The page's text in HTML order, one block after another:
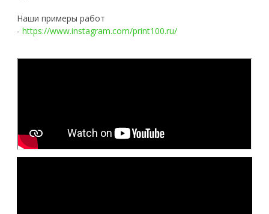
Наши примеры работ
- https://www.instagram.com/print100.ru/